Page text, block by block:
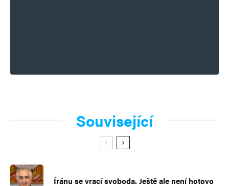
Související
Íránu se vrací svoboda. Ještě ale není hotovo